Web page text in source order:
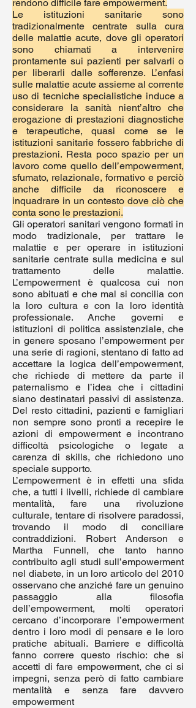
rendono difficile fare empowerment.
Le istituzioni sanitarie sono
tradizionalmente centrate sulla cura
delle malattie acute, dove gli operatori
sono chiamati a intervenire
prontamente sui pazienti per salvarli o
per liberarli dalle sofferenze. L’enfasi
sulle malattie acute assieme al corrente
uso di tecniche specialistiche induce a
considerare la sanità nient’altro che
erogazione di prestazioni diagnostiche
e terapeutiche, quasi come se le
istituzioni sanitarie fossero fabbriche di
prestazioni. Resta poco spazio per un
lavoro come quello dell’empowerment,
sfumato, relazionale, formativo e perciò
anche difficile da riconoscere e
inquadrare in un contesto dove ciò che
conta sono le prestazioni.
Gli operatori sanitari vengono formati in
modo tradizionale, per trattare le
malattie e per operare in istituzioni
sanitarie centrate sulla medicina e sul
trattamento delle malattie.
L’empowerment è qualcosa cui non
sono abituati e che mal si concilia con
la loro cultura e con la loro identità
professionale. Anche governi e
istituzioni di politica assistenziale, che
in genere sposano l’empowerment per
una serie di ragioni, stentano di fatto ad
accettare la logica dell’empowerment,
che richiede di mettere da parte il
paternalismo e l’idea che i cittadini
siano destinatari passivi di assistenza.
Del resto cittadini, pazienti e famigliari
non sempre sono pronti a recepire le
azioni di empowerment e incontrano
difficoltà psicologiche o legate a
carenza di skills, che richiedono uno
speciale supporto.
L’empowerment è in effetti una sfida
che, a tutti i livelli, richiede di cambiare
mentalità, fare una rivoluzione
culturale, tentare di risolvere paradossi,
trovando il modo di conciliare
contraddizioni. Robert Anderson e
Martha Funnell, che tanto hanno
contribuito agli studi sull’empowerment
nel diabete, in un loro articolo del 2010
osservano che anziché fare un genuino
passaggio alla filosofia
dell’empowerment, molti operatori
cercano d’incorporare l’empowerment
dentro i loro modi di pensare e le loro
pratiche abituali. Barriere e difficoltà
fanno correre questo rischio: che si
accetti di fare empowerment, che ci si
impegni, senza però di fatto cambiare
mentalità e senza fare davvero
empowerment